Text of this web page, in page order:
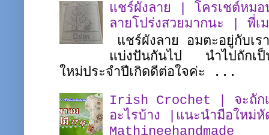
แชร์ผังลาย | โครเชต์หม
ลายโปร่งสวยมากนะ | พี่เ
แชร์ผังลาย อมตะอยู่กับเ
แบ่งปันกันไป นำไปถักเ
ใหม่ประจำปีเกิดดีต่อใจค่ะ ...
Irish Crochet | จะถักเสื้
อะไรบ้าง |แนะนำมือใหม่
Mathineehandmade